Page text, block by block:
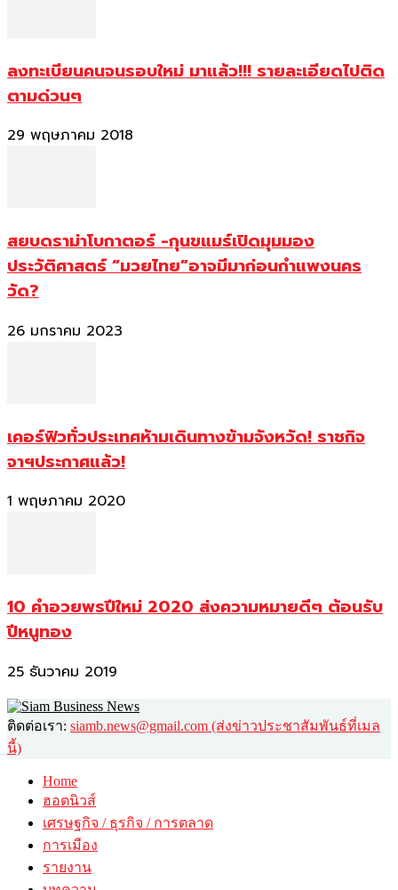
ลงทะเบียนคนจนรอบใหม่ มาแล้ว!!! รายละเอียดไปติด
ตามด่วนๆ
29 พฤษภาคม 2018
สยบดราม่าโบกาตอร์ -กุนขแมร์เปิดมุมมอง
ประวัติศาสตร์ “มวยไทย”อาจมีมาก่อนกำแพงนคร
วัด?
26 มกราคม 2023
เคอร์ฟิวทั่วประเทศห้ามเดินทางข้ามจังหวัด! ราชกิจ
จาฯประกาศแล้ว!
1 พฤษภาคม 2020
10 คำอวยพรปีใหม่ 2020 ส่งความหมายดีๆ ต้อนรับ
ปีหนูทอง
25 ธันวาคม 2019
ติดต่อเรา: siamb.news@gmail.com (ส่งข่าวประชาสัมพันธ์ที่เมล
นี้)
Home
ฮอตนิวส์
เศรษฐกิจ / ธุรกิจ / การตลาด
การเมือง
รายงาน